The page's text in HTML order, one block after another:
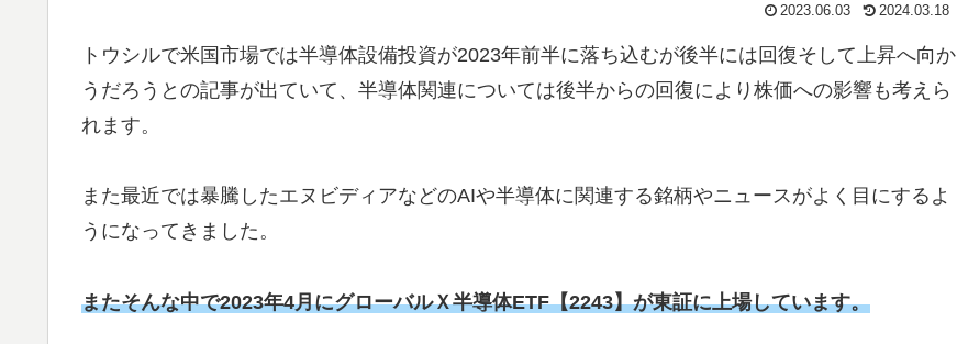
2023.06.03 2024.03.18
トウシルで米国市場では半導体設備投資が2023年前半に落ち込むが後半には回復そして上昇へ向か
うだろうとの記事が出ていて、半導体関連については後半からの回復により株価への影響も考えら
れます。
また最近では暴騰したエヌビディアなどのAIや半導体に関連する銘柄やニュースがよく目にするよ
うになってきました。
またそんな中で2023年4月にグローバルＸ半導体ETF【2243】が東証に上場しています。